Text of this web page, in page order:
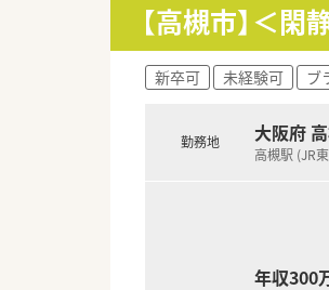
【高槻市】＜
新卒可 未経験可 ブ
勤務地 大阪府
高槻駅 (JR
年収300